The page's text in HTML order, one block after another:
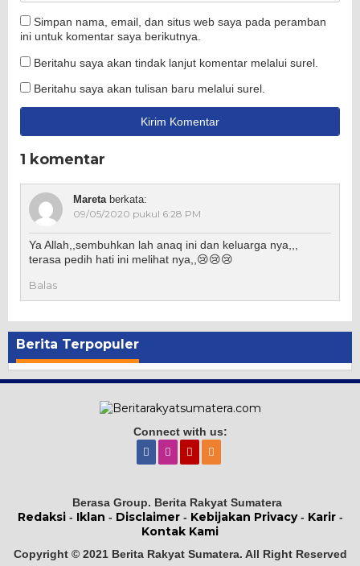
Simpan nama, email, dan situs web saya pada peramban
ini untuk komentar saya berikutnya.
Beritahu saya akan tindak lanjut komentar melalui surel.
Beritahu saya akan tulisan baru melalui surel.
1 komentar
Mareta berkata:
09/05/2020 pukul 6:28 PM
Ya Allah,,sembuhkan lah anaq ini dan keluarga nya,,,
terasa pedih hati ini melihat nya,,😢😢😢
Balas
Berita Terpopuler
Connect with us:
Berasa Group. Berita Rakyat Sumatera
Redaksi- Iklan - Disclaimer- Kebijakan Privacy- Karir-
Kontak Kami
Copyright © 2021 Berita Rakyat Sumatera. All Right Reserved